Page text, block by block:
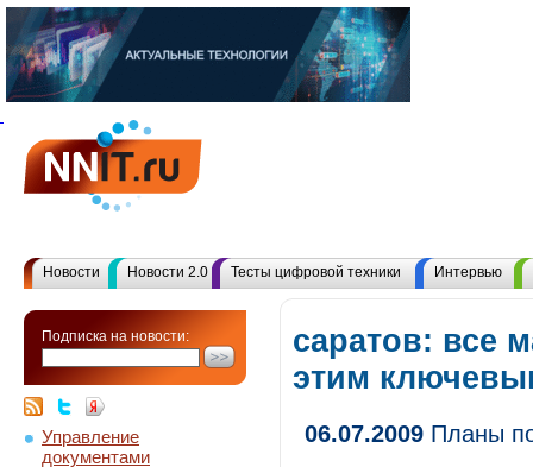
Новости Новости 2.0 Тесты цифровой техники Интервью
Подписка на новости:
Управление
документами
саратов: все
этим
06.07.2009 Планы